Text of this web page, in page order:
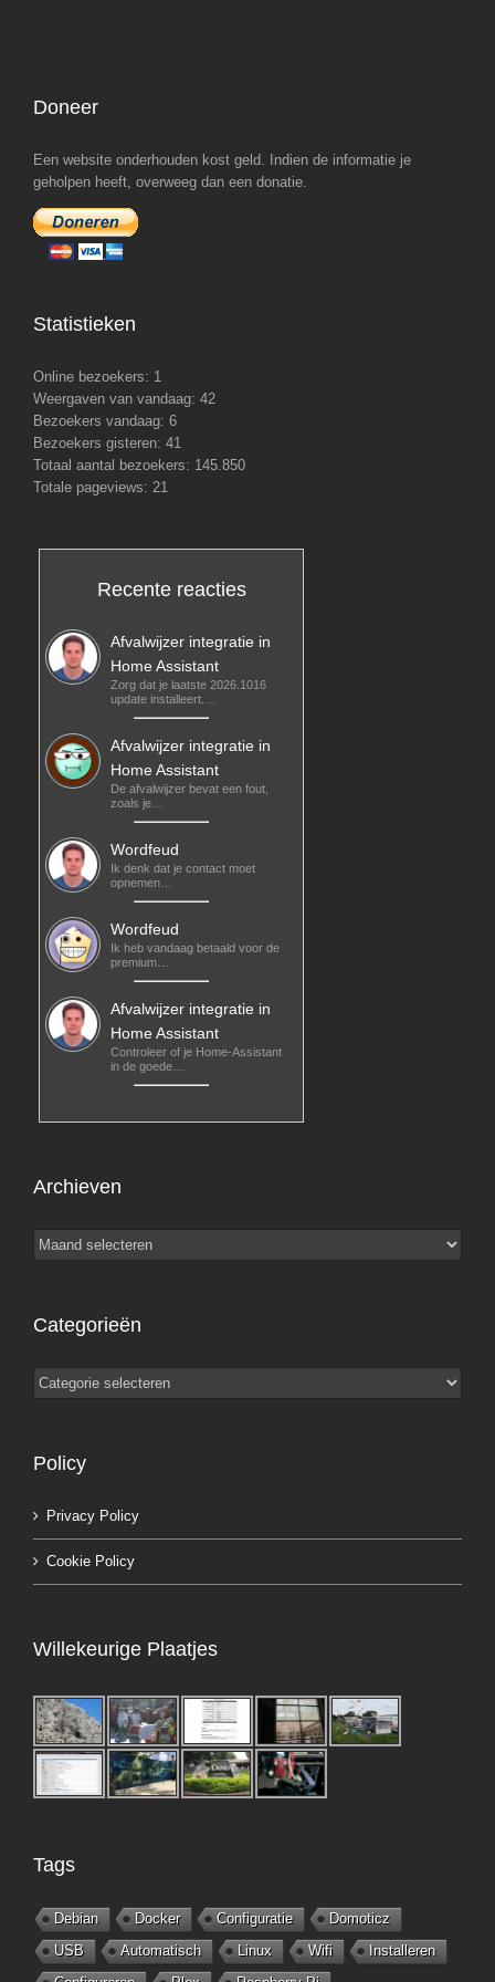
Doneer
Een website onderhouden kost geld. Indien de informatie je
geholpen heeft, overweeg dan een donatie.
Statistieken
Online bezoekers: 1
Weergaven van vandaag: 42
Bezoekers vandaag: 6
Bezoekers gisteren: 41
Totaal aantal bezoekers: 145.850
Totale pageviews: 21
Recente reacties
Afvalwijzer integratie in
Home Assistant
Zorg dat je laatste 2026.1016
update installeert.…
Afvalwijzer integratie in
Home Assistant
De afvalwijzer bevat een fout,
zoals je…
Wordfeud
Ik denk dat je contact moet
opnemen…
Wordfeud
Ik heb vandaag betaald voor de
premium…
Afvalwijzer integratie in
Home Assistant
Controleer of je Home-Assistant
in de goede…
Archieven
Archieven
Categorieën
Categorieën
Policy
Privacy Policy
Cookie Policy
Willekeurige Plaatjes
Tags
Debian Docker Configuratie
Domoticz
USB
Automatisch Linux Wifi
Installeren